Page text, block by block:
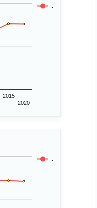
..
2015
2020
..